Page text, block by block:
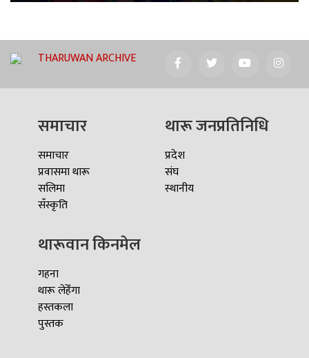
THARUWAN ARCHIVE
समाचार
समाचार
प्रवासमा थारू
सलिमा
सँस्कृति
थारू जनप्रतिनिधि
प्रदेश
संघ
स्थानीय
थारूवान किनमेल
गहना
थारू लेहेँगा
हस्तकला
पुस्तक